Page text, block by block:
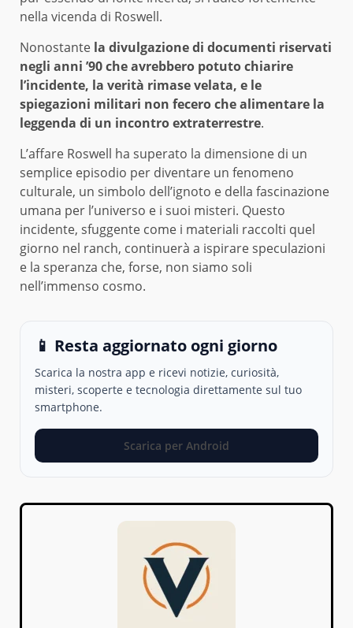
nella vicenda di Roswell.
Nonostante la divulgazione di documenti riservati
negli anni ’90 che avrebbero potuto chiarire
l’incidente, la verità rimase velata, e le
spiegazioni militari non fecero che alimentare la
leggenda di un incontro extraterrestre.
L’affare Roswell ha superato la dimensione di un
semplice episodio per diventare un fenomeno
culturale, un simbolo dell’ignoto e della fascinazione
umana per l’universo e i suoi misteri. Questo
incidente, sfuggente come i materiali raccolti quel
giorno nel ranch, continuerà a ispirare speculazioni
e la speranza che, forse, non siamo soli
nell’immenso cosmo.
📱 Resta aggiornato ogni giorno
Scarica la nostra app e ricevi notizie, curiosità,
misteri, scoperte e tecnologia direttamente sul tuo
smartphone.
Scarica per Android